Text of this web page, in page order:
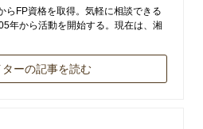
らFP資格を取得。気軽に相談できる
年から活動を開始する。現在は、湘
ターの記事を読む